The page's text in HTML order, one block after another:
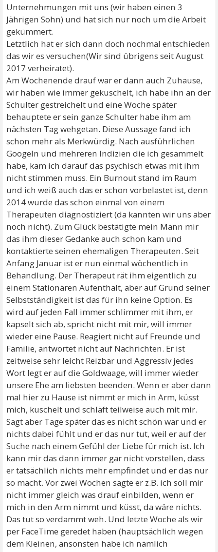
Unternehmungen mit uns (wir haben einen 3
Jährigen Sohn) und hat sich nur noch um die Arbeit
gekümmert.
Letztlich hat er sich dann doch nochmal entschieden
das wir es versuchen(Wir sind übrigens seit August
2017 verheiratet).
Am Wochenende drauf war er dann auch Zuhause,
wir haben wie immer gekuschelt, ich habe ihn an der
Schulter gestreichelt und eine Woche später
behauptete er sein ganze Schulter habe ihm am
nächsten Tag wehgetan. Diese Aussage fand ich
schon mehr als Merkwürdig. Nach ausführlichen
Googeln und mehreren Indizien die ich gesammelt
habe, kam ich darauf das psychisch etwas mit ihm
nicht stimmen muss. Ein Burnout stand im Raum
und ich weiß auch das er schon vorbelastet ist, denn
2014 wurde das schon einmal von einem
Therapeuten diagnostiziert (da kannten wir uns aber
noch nicht). Zum Glück bestätigte mein Mann mir
das ihm dieser Gedanke auch schon kam und
kontaktierte seinen ehemaligen Therapeuten. Seit
Anfang Januar ist er nun einmal wöchentlich in
Behandlung. Der Therapeut rät ihm eigentlich zu
einem Stationären Aufenthalt, aber auf Grund seiner
Selbstständigkeit ist das für ihn keine Option. Es
wird auf jeden Fall immer schlimmer mit ihm, er
kapselt sich ab, spricht nicht mit mir, will immer
wieder eine Pause. Reagiert nicht auf Freunde und
Familie, antwortet nicht auf Nachrichten. Er ist
zeitweise sehr leicht Reizbar und Aggressiv jedes
Wort legt er auf die Goldwaage, will immer wieder
unsere Ehe am liebsten beenden. Wenn er aber dann
mal hier zu Hause ist nimmt er mich in Arm, küsst
mich, kuschelt und schläft teilweise auch mit mir.
Sagt aber Tage später das es nicht schön war und er
nichts dabei fühlt und er das nur tut, weil er auf der
Suche nach einem Gefühl der Liebe für mich ist. Ich
kann mir das dann immer gar nicht vorstellen, dass
er tatsächlich nichts mehr empfindet und er das nur
so macht. Vor zwei Wochen sagte er z.B. ich soll mir
nicht immer gleich was drauf einbilden, wenn er
mich in den Arm nimmt und küsst, da wäre nichts.
Das tut so verdammt weh. Und letzte Woche als wir
per FaceTime geredet haben (hauptsächlich wegen
dem Kleinen, ansonsten habe ich nämlich